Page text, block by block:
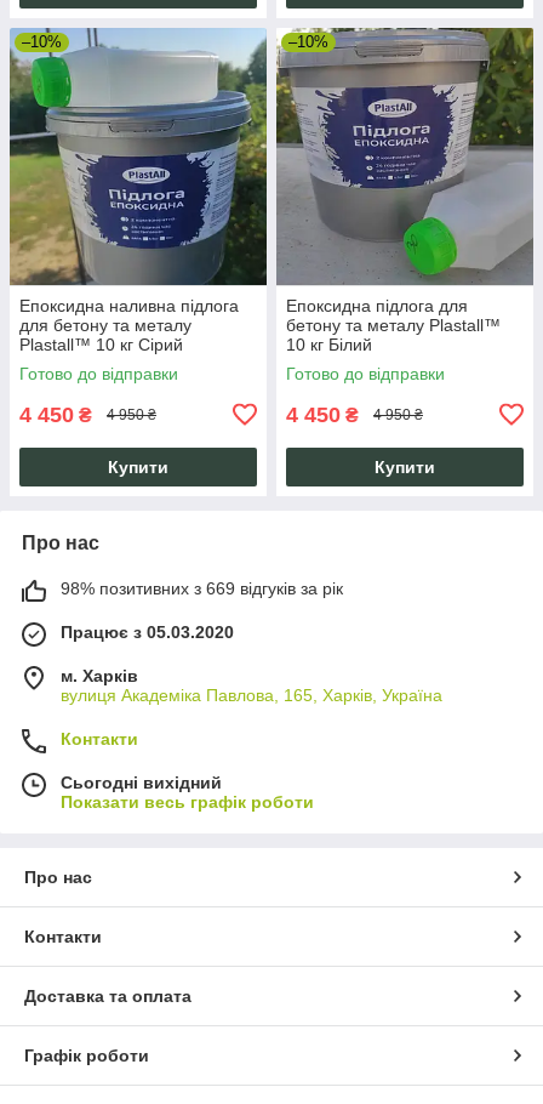
–10%
Епоксидна наливна підлога
для бетону та металу
Plastall™ 10 кг Сірий
Готово до відправки
4 450 ₴ 4 950 ₴
Купити
–10%
Епоксидна підлога для
бетону та металу Plastall™
10 кг Білий
Готово до відправки
4 450 ₴ 4 950 ₴
Купити
Про нас
98% позитивних з 669 відгуків за рік
Працює з 05.03.2020
м. Харків
вулиця Академіка Павлова, 165, Харків, Україна
Контакти
Сьогодні вихідний
Показати весь графік роботи
Про нас
Контакти
Доставка та оплата
Графік роботи